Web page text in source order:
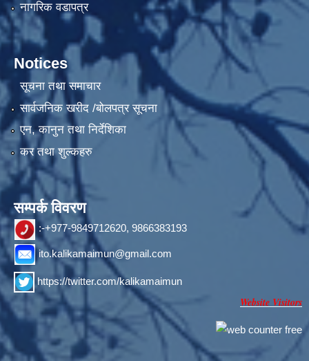
नागरिक वडापत्र
Notices
सूचना तथा समाचार
सार्वजनिक खरीद /बोलपत्र सूचना
एन, कानुन तथा निर्देशिका
कर तथा शुल्कहरु
सम्पर्क विवरण
:-+977-9849712620, 9866383193
ito.kalikamaimun@gmail.com
https://twitter.com/kalikamaimun
Website Visitors